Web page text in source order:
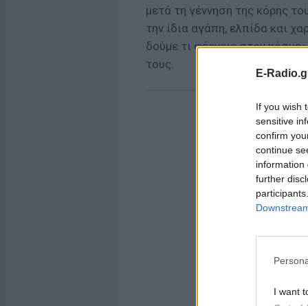
E-
If you wish
sensitive
confirm
continue
information
further
I want
μετά τη γέννηση της κόρης
την ίδια αγάπη, ελπίδα και
δούμε τι φέρνεις στον
τους.